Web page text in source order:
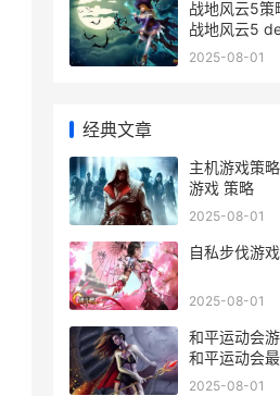
战地风云5策
战地风云5
edition
2025-08-01
经典文章
主机游戏策
游戏 策略
2025-08-01
自私步伐游
2025-08-01
和平运动会
和平运动会
2025-08-01